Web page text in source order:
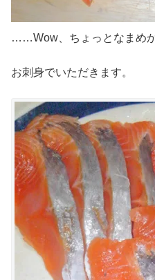
……Wow、ちょっとなまめ
お刺身でいただきます。